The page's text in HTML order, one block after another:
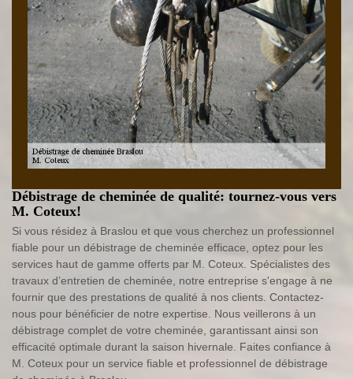
Débistrage de cheminée de qualité: tournez-vous vers
M. Coteux!
Si vous résidez à Braslou et que vous cherchez un professionnel
fiable pour un débistrage de cheminée efficace, optez pour les
services haut de gamme offerts par M. Coteux. Spécialistes des
travaux d’entretien de cheminée, notre entreprise s'engage à ne
fournir que des prestations de qualité à nos clients. Contactez-
nous pour bénéficier de notre expertise. Nous veillerons à un
débistrage complet de votre cheminée, garantissant ainsi son
efficacité optimale durant la saison hivernale. Faites confiance à
M. Coteux pour un service fiable et professionnel de débistrage